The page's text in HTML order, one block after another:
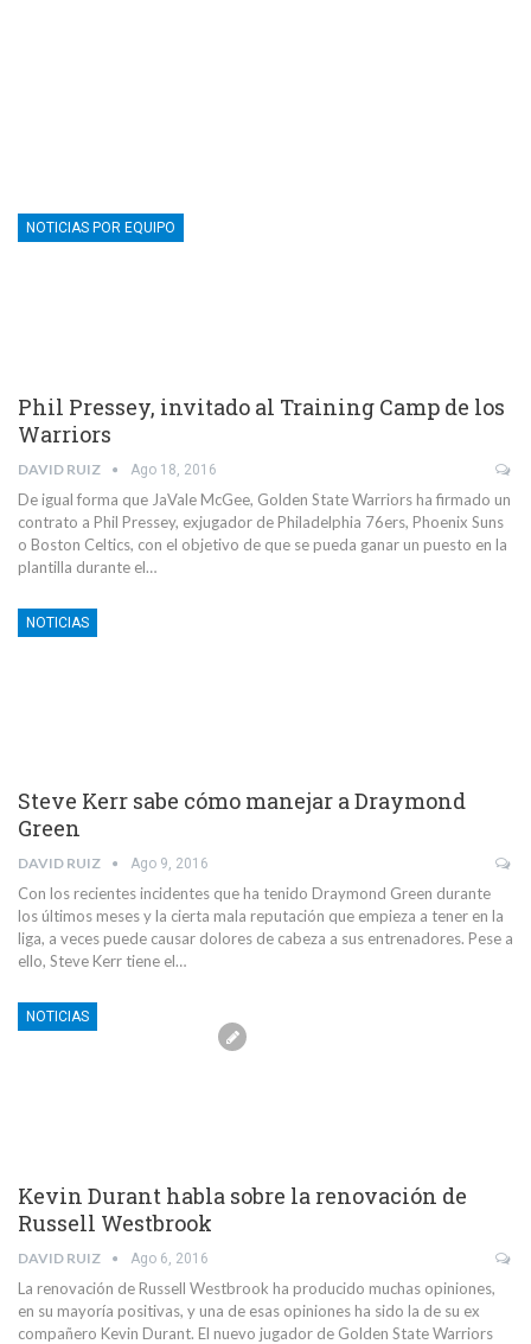
NOTICIAS POR EQUIPO
Phil Pressey, invitado al Training Camp de los
Warriors
DAVID RUIZ Ago 18, 2016
De igual forma que JaVale McGee, Golden State Warriors ha firmado un
contrato a Phil Pressey, exjugador de Philadelphia 76ers, Phoenix Suns
o Boston Celtics, con el objetivo de que se pueda ganar un puesto en la
plantilla durante el…
NOTICIAS
Steve Kerr sabe cómo manejar a Draymond
Green
DAVID RUIZ Ago 9, 2016
Con los recientes incidentes que ha tenido Draymond Green durante
los últimos meses y la cierta mala reputación que empieza a tener en la
liga, a veces puede causar dolores de cabeza a sus entrenadores. Pese a
ello, Steve Kerr tiene el…
NOTICIAS
Kevin Durant habla sobre la renovación de
Russell Westbrook
DAVID RUIZ Ago 6, 2016
La renovación de Russell Westbrook ha producido muchas opiniones,
en su mayoría positivas, y una de esas opiniones ha sido la de su ex
compañero Kevin Durant. El nuevo jugador de Golden State Warriors